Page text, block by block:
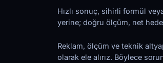
Hızlı sonuç, sihirli formül
yerine; doğru ölçüm, net
Reklam, ölçüm ve teknik
olarak ele alırız. Böylece